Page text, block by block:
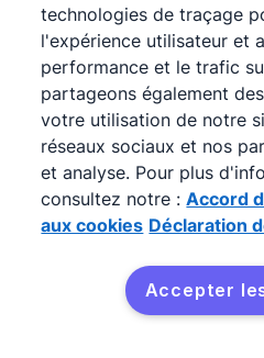
a
ti
o
n
d
u
cl
Forte au début
(définition des
besoins) et à la
(revue du
technologies de traçage
l'expérience utilisateur et
performance et le trafic
partageons également
votre utilisation de notre
réseaux sociaux et nos
et analyse. Pour plus
consultez notre : Accord
aux cookies Déclaration
Accepter